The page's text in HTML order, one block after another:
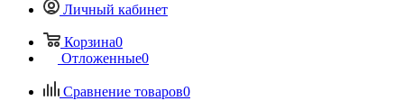
Личный кабинет
Корзина0
Отложенные0
Сравнение товаров0